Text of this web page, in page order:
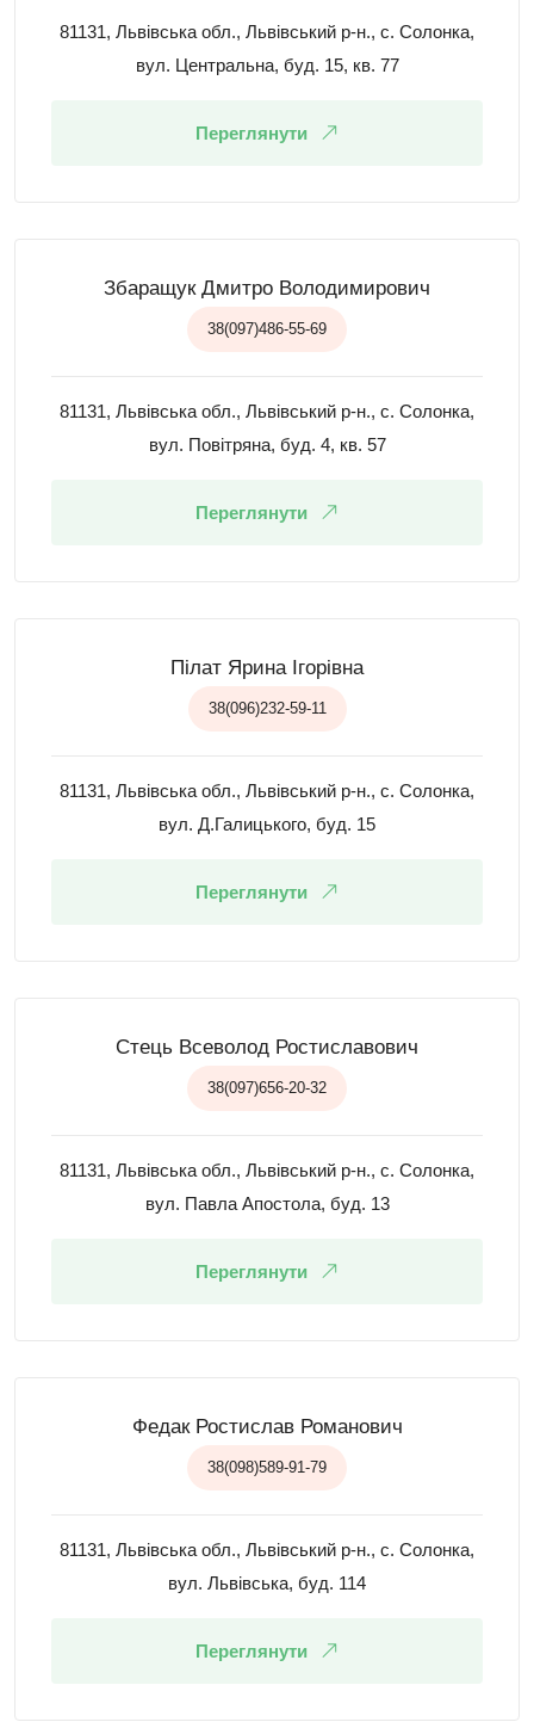
81131, Львівська обл., Львівський р-н., с. Солонка,
вул. Центральна, буд. 15, кв. 77
Переглянути
Збаращук Дмитро Володимирович
38(097)486-55-69
81131, Львівська обл., Львівський р-н., с. Солонка,
вул. Повітряна, буд. 4, кв. 57
Переглянути
Пілат Ярина Ігорівна
38(096)232-59-11
81131, Львівська обл., Львівський р-н., с. Солонка,
вул. Д.Галицького, буд. 15
Переглянути
Стець Всеволод Ростиславович
38(097)656-20-32
81131, Львівська обл., Львівський р-н., с. Солонка,
вул. Павла Апостола, буд. 13
Переглянути
Федак Ростислав Романович
38(098)589-91-79
81131, Львівська обл., Львівський р-н., с. Солонка,
вул. Львівська, буд. 114
Переглянути